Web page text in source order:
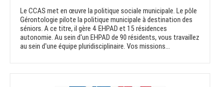
Le CCAS met en œuvre la politique sociale municipale. Le pôle
Gérontologie pilote la politique municipale à destination des
séniors. A ce titre, il gère 4 EHPAD et 15 résidences
autonomie. Au sein d'un EHPAD de 90 résidents, vous travaillez
au sein d'une équipe pluridisciplinaire. Vos missions...